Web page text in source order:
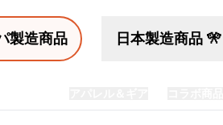
製造商品 日本製造商品 🎌